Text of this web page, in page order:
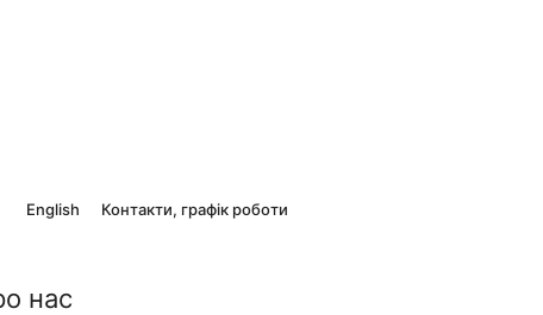
English Контакти, графік роботи
нас